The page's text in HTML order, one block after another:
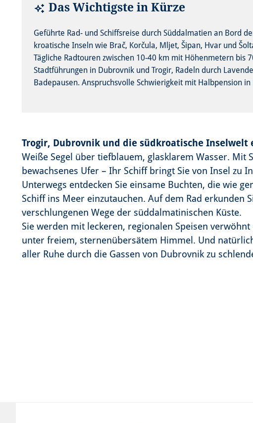
Das Wichtigste in Kürze
Geführte Rad- und Schiffsreise durch Süddalmatien an Bord
kroatische Inseln wie Brač, Korčula, Mljet, Šipan, Hvar und
Tägliche Radtouren zwischen 10-40 km mit Höhenmetern bis
Stadtführungen in Dubrovnik und Trogir, Radeln durch
Badepausen. Anspruchsvolle Schwierigkeit mit Halbpension
Trogir, Dubrovnik und die südkroatische Inselwelt
Weiße Segel über tiefblauem, glasklarem Wasser. Mit
bewachsenes Ufer – Ihr Schiff bringt Sie von Insel zu
Unterwegs entdecken Sie einsame Buchten, die wie
Schiff ins Meer einzutauchen. Auf dem Rad erkunden
verschlungenen Wege der süddalmatinischen Küste.
Sie werden mit leckeren, regionalen Speisen
unter freiem, sternenübersätem Himmel. Und
aller Ruhe durch die Gassen von Dubrovnik zu